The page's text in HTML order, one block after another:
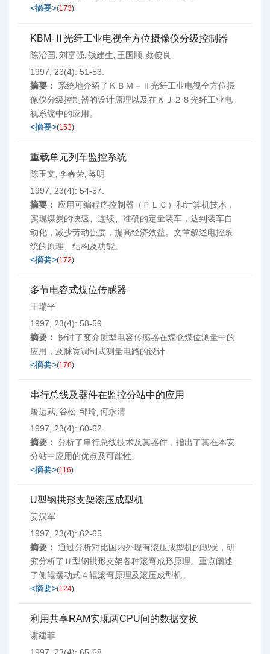
<摘要>(173)
KBM-Ⅱ光纤工业电视全方位摄像仪分级控制器
陈治国 , 刘富强, 钱建生, 王国顺, 蔡俊良
1997, 23(4): 51-53.
摘要：
系统地介绍了ＫＢＭ－Ⅱ光纤工业电视全方位摄
像仪分级控制器的设计原理以及在ＫＪ２８光纤工业电
视系统中的应用。
<摘要>(153)
重载单元列车监控系统
陈玉文, 李春荣, 蒋明
1997, 23(4): 54-57.
摘要：
应用可编程序控制器（ＰＬＣ）和计算机技术，
实现煤炭的快速、连续、准确的定量装车，达到装车自
动化，减少劳动强度，提高经济效益。文章叙述电控系
统的原理、结构及功能。
<摘要>(172)
多节电容式煤位传感器
王瑞平
1997, 23(4): 58-59.
摘要： 探讨了变介质型电容传感器在煤仓煤位测量中的
应用，及脉宽调制式测量电路的设计
<摘要>(176)
串行总线及器件在监控分站中的应用
屠运武, 谷松, 邹玲, 何永清
1997, 23(4): 60-62.
摘要： 分析了串行总线技术及其器件，指出了其在本安
分站中应用的优点及可能性。
<摘要>(116)
U型钢拱形支架滚压成型机
姜汉军
1997, 23(4): 62-65.
摘要： 通过分析对比国内外现有滚压成型机的现状，研
究分析了Ｕ型钢拱形支架各种滚弯成形原理。重点阐述
了侧辊摆动式４辊滚弯原理及滚压成型机。
<摘要>(124)
利用共享RAM实现两CPU间的数据交换
谢建菲